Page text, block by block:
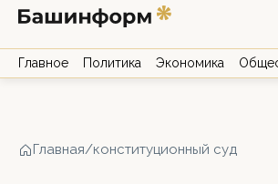
Главное Политика Экономика
Главная/конституционный суд